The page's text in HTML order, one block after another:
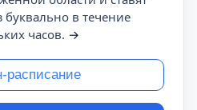
в течение
часов. →
расписание